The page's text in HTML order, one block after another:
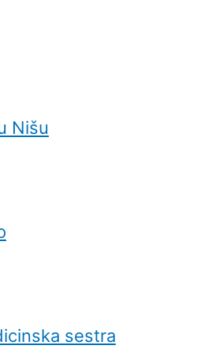
Nišu
sestra